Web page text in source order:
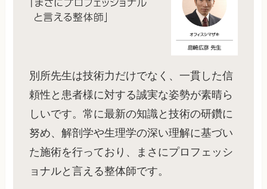
別所先生は技術力だけでなく、一貫した信
頼性と患者様に対する誠実な姿勢が素晴ら
しいです。常に最新の知識と技術の研鑽に
努め、解剖学や生理学の深い理解に基づい
た施術を行っており、まさにプロフェッシ
ョナルと言える整体師です。